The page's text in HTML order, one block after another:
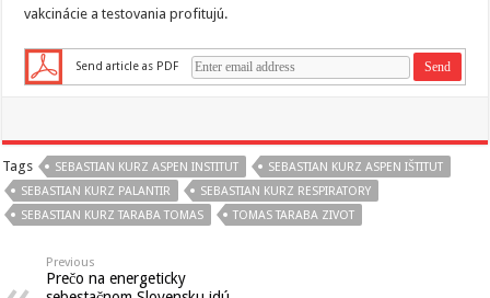
vakcinácie a testovania profitujú.
Send article as PDF
Tags SEBASTIAN KURZ ASPEN INSTITUT
SEBASTIAN KURZ ASPEN IŠTITUT
SEBASTIAN KURZ PALANTIR
SEBASTIAN KURZ RESPIRATORY
SEBASTIAN KURZ TARABA TOMAS
TOMAS TARABA ZIVOT
Previous
Prečo na energeticky